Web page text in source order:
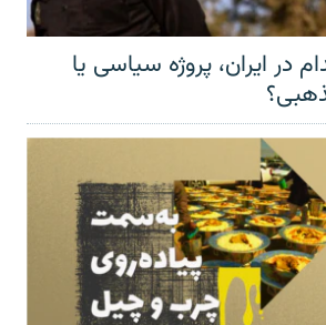
در ایران، پروژه سیاسی یا